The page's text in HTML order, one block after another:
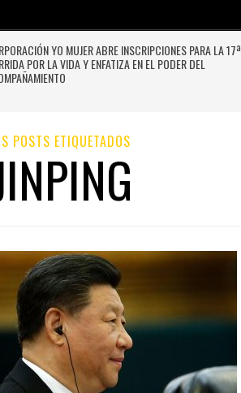
YO MUJER ABRE INSCRIPCIONES PARA LA 17ª
POR LA VIDA Y ENFATIZA EN EL PODER DEL
POSTS ETIQUETADOS